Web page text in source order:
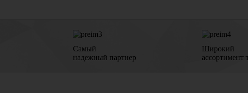
Самый
надежный партнер
Широкий
ассортимент